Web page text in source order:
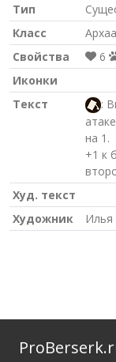
Тип
Класс
Свойства
6
Иконки
Текст
:
на 1.
+1 к
Худ. текст
Художник
Илья